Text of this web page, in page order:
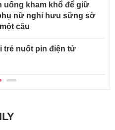
uống kham khổ để giữ
nữ nghỉ hưu sững sờ
câu
trẻ nuốt pin điện tử